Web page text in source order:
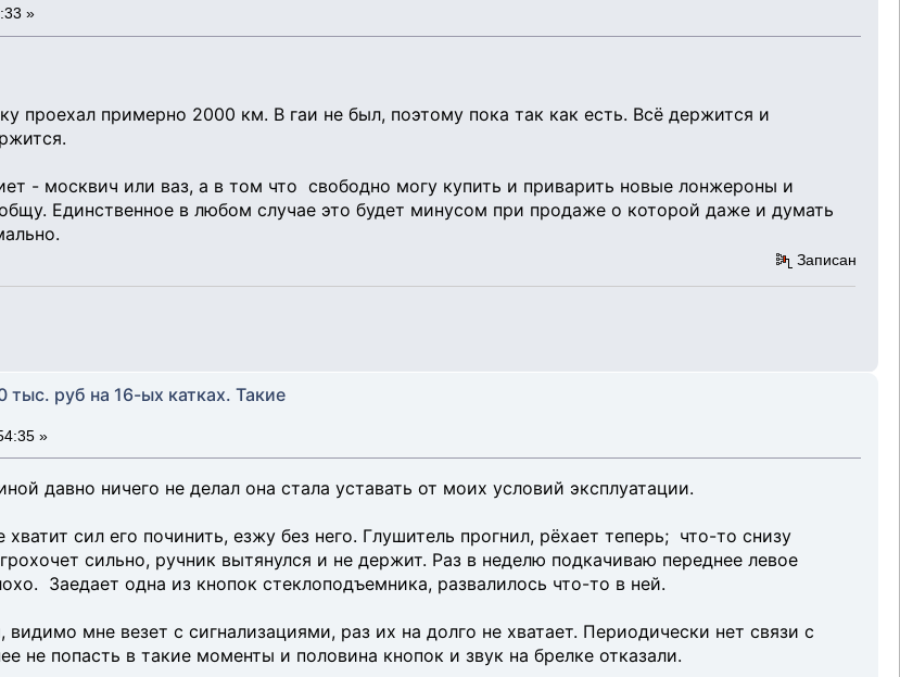
»
проехал примерно 2000 км. В гаи не был, поэтому пока так как есть. Всё держится и
- москвич или ваз, а в том что свободно могу купить и приварить новые лонжероны и
Единственное в любом случае это будет минусом при продаже о которой даже и думать
Записан
тыс. руб на 16-ых катках. Такие
»
давно ничего не делал она стала уставать от моих условий эксплуатации.
сил его починить, езжу без него. Глушитель прогнил, рёхает теперь; что-то снизу
сильно, ручник вытянулся и не держит. Раз в неделю подкачиваю переднее левое
Заедает одна из кнопок стеклоподъемника, развалилось что-то в ней.
видимо мне везет с сигнализациями, раз их на долго не хватает. Периодически нет связи с
не попасть в такие моменты и половина кнопок и звук на брелке отказали.